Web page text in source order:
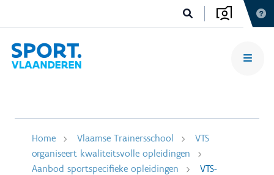
Home Vlaamse Trainersschool
VTS
organiseert kwaliteitsvolle opleidingen
Aanbod sportspecifieke opleidingen
VTS-